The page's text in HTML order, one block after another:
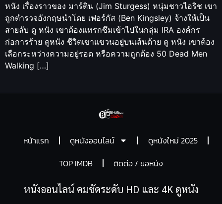
หนัง เรื่องราวของ มาร์ติน (Jim Sturgess) หนุ่มชาวไอริช เขา
ถูกตำรวจอังกฤษนำโดย เฟอร์กัส (Ben Kingsley) จ้างให้เป็น
สายลับ ดู หนัง เขาต้องแทรกซึมเข้าไปในกลุ่ม IRA องค์กร
ก่อการร้าย ดูหนัง ชีวิตเขาแขวนอยู่บนเส้นด้าย ดู หนัง เขาต้อง
เลือกระหว่างความอยู่รอด หรือความถูกต้อง 50 Dead Men
Walking […]
หน้าแรก ดูหนังออนไลน์
ดูหนังใหม่ 2025
TOP IMDB
ติดต่อ / ขอหนัง
หนังออนไลน์ คมชัดระดับ HD และ 4K ดูหนัง